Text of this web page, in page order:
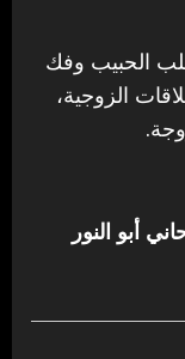
الحبيب وفك
الزوجية،
أبو النور